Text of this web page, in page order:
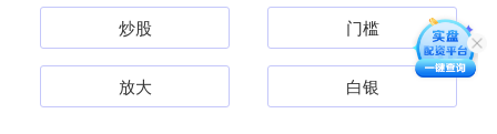
炒股 门槛
放大 白银